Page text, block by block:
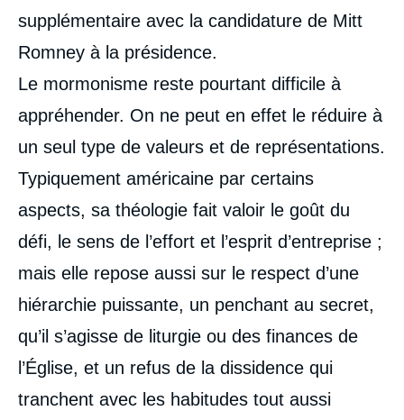
supplémentaire avec la candidature de Mitt
Romney à la présidence.
Le mormonisme reste pourtant difficile à
appréhender. On ne peut en effet le réduire à
un seul type de valeurs et de représentations.
Typiquement américaine par certains
aspects, sa théologie fait valoir le goût du
défi, le sens de l’effort et l’esprit d’entreprise ;
mais elle repose aussi sur le respect d’une
hiérarchie puissante, un penchant au secret,
qu’il s’agisse de liturgie ou des finances de
l’Église, et un refus de la dissidence qui
tranchent avec les habitudes tout aussi